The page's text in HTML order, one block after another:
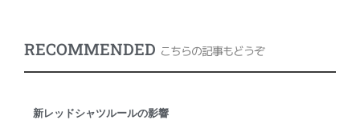
RECOMMENDED こちらの記事もどうぞ
新レッドシャツルールの影響